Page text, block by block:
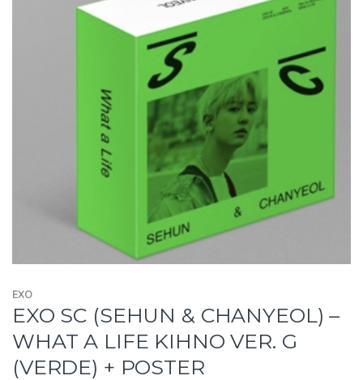
EXO
EXO SC (SEHUN & CHANYEOL) –
WHAT A LIFE KIHNO VER. G
(VERDE) + POSTER